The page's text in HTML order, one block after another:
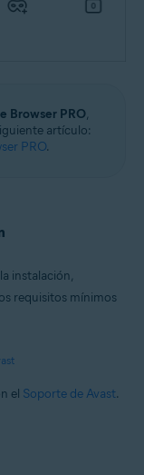
Browser PRO,
artículo:
PRO.
instalación,
requisitos mínimos
el Soporte de Avast.